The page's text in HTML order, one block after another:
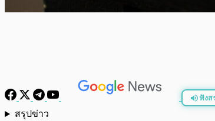
ฟังส
สรุปข่าว